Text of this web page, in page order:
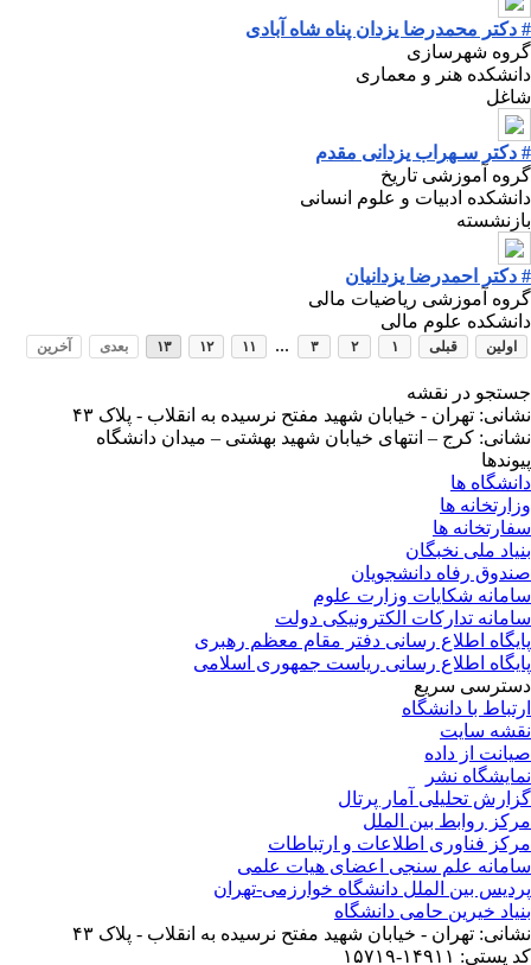
# دکتر محمدرضا یزدان پناه شاه آبادی
گروه شهرسازی
دانشکده هنر و معماری
شاغل
# دکتر سـهراب یزدانی مقدم
گروه آموزشی تاریخ
دانشکده ادبیات و علوم انسانی
بازنشسته
# دکتر احمدرضا یزدانیان
گروه آموزشی ریاضیات مالی
دانشکده علوم مالی
اولین قبلی ۱ ۲ ۳ ... ۱۱ ۱۲ ۱۳ بعدی آخرین
جستجو در نقشه
نشانی: تهران - خیابان شهید مفتح نرسیده به انقلاب - پلاک ۴۳
نشانی: کرج – انتهای خیابان شهید بهشتی – میدان دانشگاه
پیوندها
دانشگاه ها
وزارتخانه ها
سفارتخانه ها
بنیاد ملی نخبگان
صندوق رفاه دانشجویان
سامانه شکایات وزارت علوم
سامانه تدارکات الکترونیکی دولت
پایگاه اطلاع رسانی دفتر مقام معظم رهبری
پایگاه اطلاع رسانی ریاست جمهوری اسلامی
دسترسی سریع
ارتباط با دانشگاه
نقشه سایت
صیانت از داده
نمایشگاه نشر
گزارش تحلیلی آمار پرتال
مرکز روابط بین الملل
مرکز فناوری اطلاعات و ارتباطات
سامانه علم سنجی اعضای هیات علمی
پردیس بین الملل دانشگاه خوارزمی-تهران
بنیاد خیرین حامی دانشگاه
نشانی: تهران - خیابان شهید مفتح نرسیده به انقلاب - پلاک ۴۳
کد پستی: ۱۴۹۱۱-۱۵۷۱۹